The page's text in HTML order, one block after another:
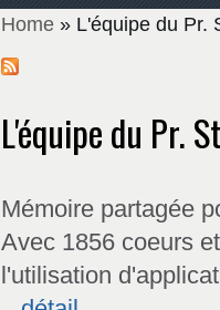
Home » L'équipe du Pr.
L'équipe du Pr.
Mémoire partagée
Avec 1856 coeurs
l'utilisation